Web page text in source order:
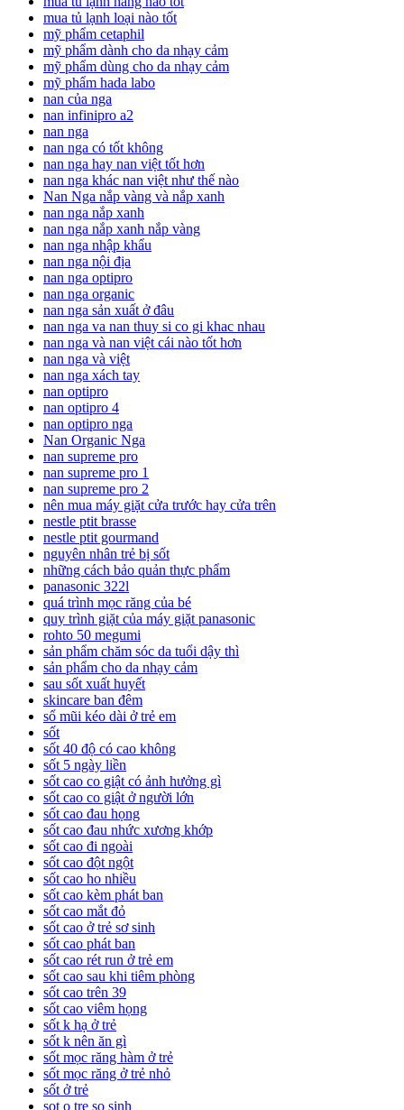
mua tủ lạnh loại nào tốt
mỹ phẩm cetaphil
mỹ phẩm dành cho da nhạy cảm
mỹ phẩm dùng cho da nhạy cảm
mỹ phẩm hada labo
nan của nga
nan infinipro a2
nan nga
nan nga có tốt không
nan nga hay nan việt tốt hơn
nan nga khác nan việt như thế nào
Nan Nga nắp vàng và nắp xanh
nan nga nắp xanh
nan nga nắp xanh nắp vàng
nan nga nhập khẩu
nan nga nội địa
nan nga optipro
nan nga organic
nan nga sản xuất ở đâu
nan nga va nan thuy si co gi khac nhau
nan nga và nan việt cái nào tốt hơn
nan nga và việt
nan nga xách tay
nan optipro
nan optipro 4
nan optipro nga
Nan Organic Nga
nan supreme pro
nan supreme pro 1
nan supreme pro 2
nên mua máy giặt cửa trước hay cửa trên
nestle ptit brasse
nestle ptit gourmand
nguyên nhân trẻ bị sốt
những cách bảo quản thực phẩm
panasonic 322l
quá trình mọc răng của bé
quy trình giặt của máy giặt panasonic
rohto 50 megumi
sản phẩm chăm sóc da tuổi dậy thì
sản phẩm cho da nhạy cảm
sau sốt xuất huyết
skincare ban đêm
sổ mũi kéo dài ở trẻ em
sốt
sốt 40 độ có cao không
sốt 5 ngày liền
sốt cao co giật có ảnh hưởng gì
sốt cao co giật ở người lớn
sốt cao đau họng
sốt cao đau nhức xương khớp
sốt cao đi ngoài
sốt cao đột ngột
sốt cao ho nhiều
sốt cao kèm phát ban
sốt cao mắt đỏ
sốt cao ở trẻ sơ sinh
sốt cao phát ban
sốt cao rét run ở trẻ em
sốt cao sau khi tiêm phòng
sốt cao trên 39
sốt cao viêm họng
sốt k hạ ở trẻ
sốt k nên ăn gì
sốt mọc răng hàm ở trẻ
sốt mọc răng ở trẻ nhỏ
sốt ở trẻ
sot o tre so sinh